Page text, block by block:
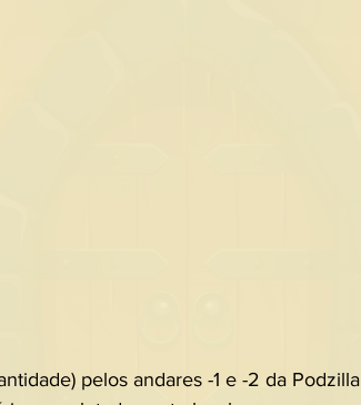
pelos andares -1 e -2 da Podzilla